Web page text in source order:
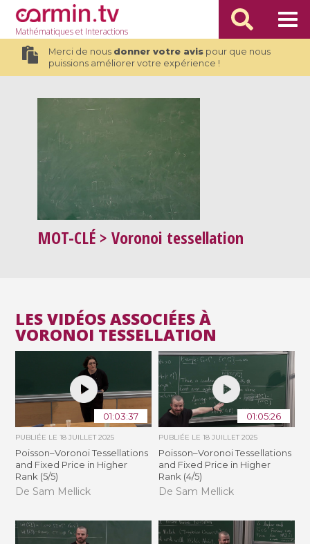
Mathématiqueset Interactions
Merci de nous donner votre avispour que nous
puissions améliorer votre expérience !
MOT-CLÉ > Voronoi tessellation
LES VIDÉOS ASSOCIÉES À
VORONOI TESSELLATION
01:03:37
PUBLIÉE LE18 JUILLET 2025
Poisson–Voronoi Tessellations
and Fixed Price in Higher
Rank (5/5)
De Sam Mellick
01:05:26
PUBLIÉE LE 18 JUILLET 2025
Poisson–Voronoi Tessellations
and Fixed Price in Higher
Rank (4/5)
De Sam Mellick